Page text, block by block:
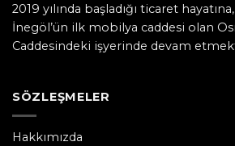
2019 yılında başladığı ticaret
İnegöl’ün ilk mobilya caddesi olan
Caddesindeki işyerinde devam
SÖZLEŞMELER
Hakkımızda